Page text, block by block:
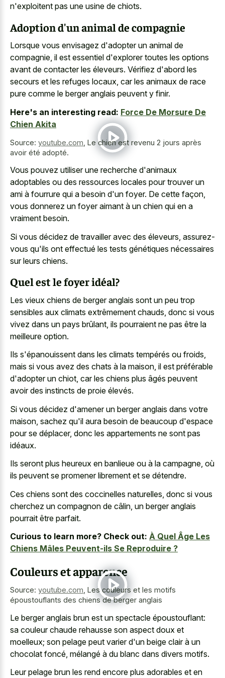
n'exploitent pas une usine de chiots.
Adoption d'un animal de compagnie
Lorsque vous envisagez d'adopter un animal de
compagnie, il est essentiel d'explorer toutes les options
avant de contacter les éleveurs. Vérifiez d'abord les
secours et les refuges locaux, car les animaux de race
pure comme le berger anglais peuvent y finir.
Here's an interesting read: Force De Morsure De
Chien Akita
Source: youtube.com Le chien est revenu 2 jours après
avoir été adopté.
Vous pouvez utiliser une recherche d'animaux
adoptables ou des ressources locales pour trouver un
ami à fourrure qui a besoin d'un foyer. De cette façon,
vous donnerez un foyer aimant à un chien qui en a
vraiment besoin.
Si vous décidez de travailler avec des éleveurs, assurez-
vous qu'ils ont effectué les tests génétiques nécessaires
sur leurs chiens.
Quel est le foyer idéal?
Les vieux chiens de berger anglais sont un peu trop
sensibles aux climats extrêmement chauds, donc si vous
vivez dans un pays brûlant, ils pourraient ne pas être la
meilleure option.
Ils s'épanouissent dans les climats tempérés ou froids,
mais si vous avez des chats à la maison, il est préférable
d'adopter un chiot, car les chiens plus âgés peuvent
avoir des instincts de proie élevés.
Si vous décidez d'amener un berger anglais dans votre
maison, sachez qu'il aura besoin de beaucoup d'espace
pour se déplacer, donc les appartements ne sont pas
idéaux.
Ils seront plus heureux en banlieue ou à la campagne, où
ils peuvent se promener librement et se détendre.
Ces chiens sont des coccinelles naturelles, donc si vous
cherchez un compagnon de câlin, un berger anglais
pourrait être parfait.
Curious to learn more? Check out: À Quel Âge Les
Chiens Mâles Peuvent-ils Se Reproduire ?
Couleurs et apparence
Source: youtube.com Les couleurs et les motifs
époustouflants des chiens de berger anglais
Le berger anglais brun est un spectacle époustouflant:
sa couleur chaude rehausse son aspect doux et
moelleux; son pelage peut varier d'un beige clair à un
chocolat foncé, mélangé à du blanc dans divers motifs.
Leur pelage brun les rend encore plus adorables et en